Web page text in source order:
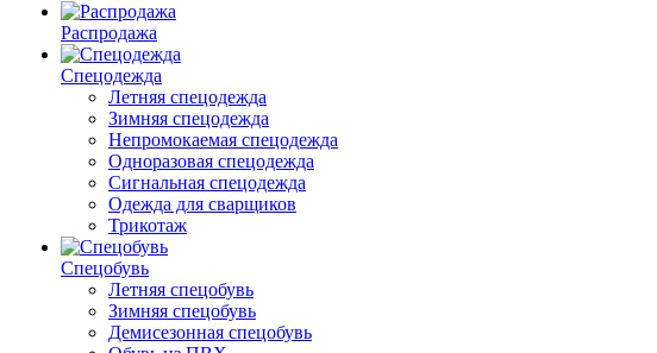
Распродажа
Спецодежда
Летняя спецодежда
Зимняя спецодежда
Непромокаемая спецодежда
Одноразовая спецодежда
Сигнальная спецодежда
Одежда для сварщиков
Трикотаж
Спецобувь
Летняя спецобувь
Зимняя спецобувь
Демисезонная спецобувь